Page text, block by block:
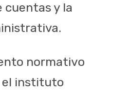
cuentas y la
normativo
el instituto